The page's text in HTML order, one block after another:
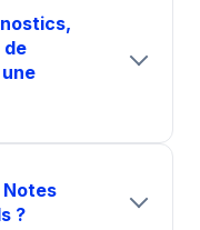
de
Notes
?